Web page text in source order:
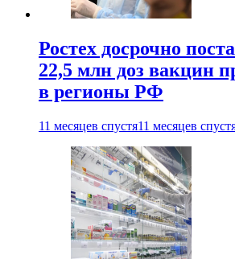
Ростех досрочно
22,5 млн доз вакцин
в регионы РФ
11 месяцев спустя11 месяцев